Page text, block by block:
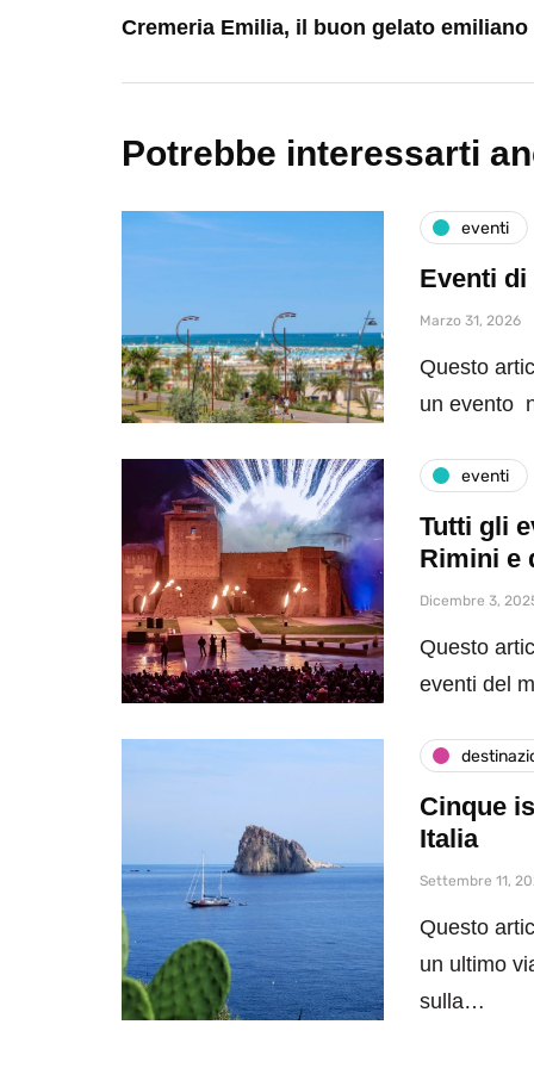
Cremeria Emilia, il buon gelato emiliano
Potrebbe interessarti
eventi
Eventi di
Marzo 31, 2026
Questo
un evento
eventi
Tutti gli
Rimini e
Dicembre 3,
Questo
eventi del
Cinque
Italia
Settembre 11,
Questo
un ultimo
sulla…